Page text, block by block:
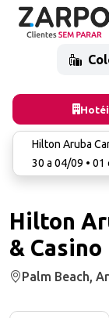
Hilton Aruba
30 a 04/09 •
Hilton
& Casino
Palm Beach,